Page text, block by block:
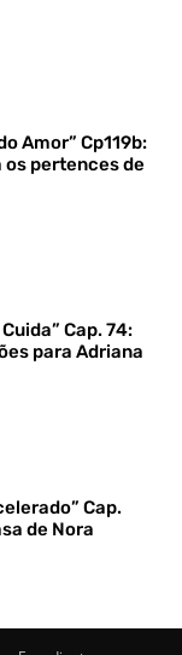
Amor” Cp119b:
pertences de
Cap. 74:
para Adriana
Cap.
de Nora